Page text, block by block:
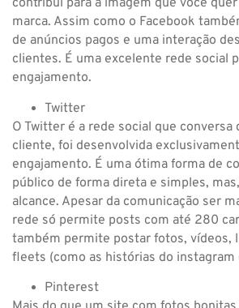
contribui para a imagem que você
marca. Assim como o Facebook
de anúncios pagos e uma interação
clientes. É uma excelente rede social
engajamento.
Twitter
O Twitter é a rede social que conversa
cliente, foi desenvolvida
engajamento. É uma ótima forma de
público de forma direta e simples,
alcance. Apesar da comunicação ser
rede só permite posts com até 280
também permite postar fotos, vídeos,
fleets (como as histórias do instagram
Pinterest